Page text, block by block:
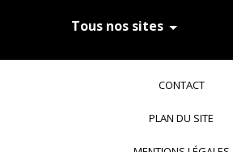
Tous nos sites
In Extenso Tourisme, Culture &
CONTACT
PLAN DU SITE